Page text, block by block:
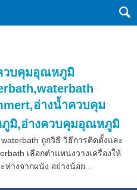
วบคุมอุณหภูมิ
อ่างน้ำควบคุม
มิ,อ่างควบคุมอุณหภูมิ
ถูกวิธี วิธีการติดตั้งและ
เลือกตำแหน่งวางเครื่องให้
างจากผนัง อย่างน้อย...